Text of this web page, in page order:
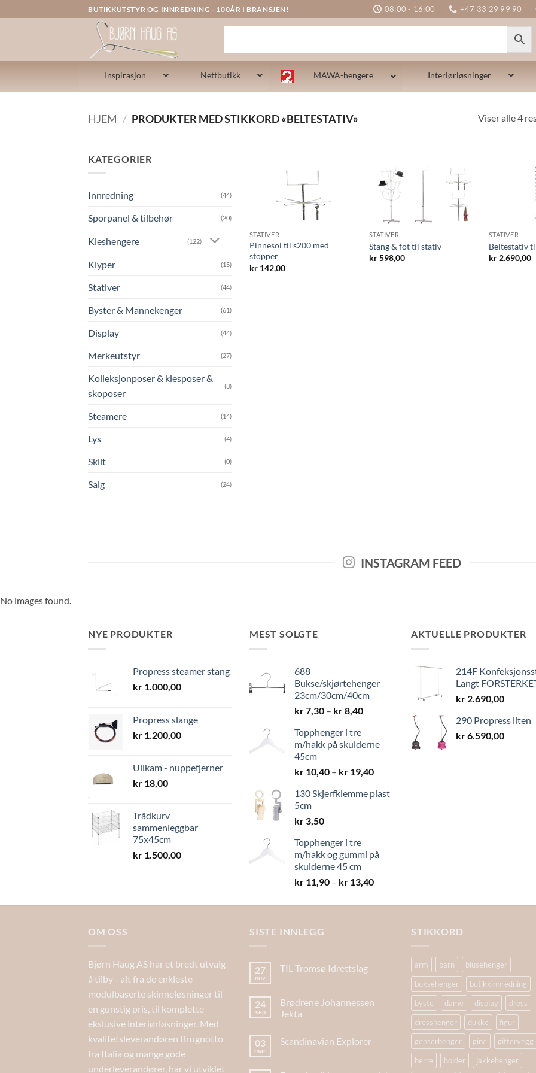
to
BUTIKKUTSTYR OG INNREDNING - 100ÅR I BRANSJEN! 08:00 - 16:00 +47 33 29 99 90
Inspirasjon Nettbutikk MAWA-hengere Interiørløsninger
HJEM / PRODUKTER MED STIKKORD «BELTESTATIV» Viser alle 4
KATEGORIER
Innredning (44)
Sporpanel & tilbehør (20)
Kleshengere (122)
Klyper (15)
Stativer (44)
Byster & Mannekenger (61)
Display (44)
Merkeutstyr (27)
Kolleksjonposer & klesposer &
skoposer
(3)
Steamere (14)
Lys (4)
Skilt (0)
Salg (24)
STATIVER
Pinnesol til s200 med
stopper
kr142,00
STATIVER
Stang & fot til stativ
kr598,00
STATIVER
Beltestativ
kr2.690,00
INSTAGRAM FEED
No images found.
NYE PRODUKTER
Propress steamer stang
kr 1.000,00
Propress slange
kr 1.200,00
Ullkam - nuppefjerner
kr 18,00
Trådkurv
sammenleggbar
75x45cm
kr 1.500,00
MEST SOLGTE
688
Bukse/skjørtehenger
23cm/30cm/40cm
kr7,30 – kr8,40Prisområde:
kr 8,40
Topphenger i tre
m/hakk på skulderne
45cm
kr 10,40 – kr 19,40Prisområde:
til
130 Skjerfklemme plast
5cm
kr 3,50
Topphenger i tre
m/hakk og gummi på
skulderne 45 cm
kr 11,90 – kr 13,40Prisområde:
til
AKTUELLE PRODUKTER
214F
Langt
kr 2.690,00
290 Propress liten
kr6.590,00
OM OSS
Bjørn Haug AS har et bredt utvalg
å tilby - alt fra de enkleste
modulbaserte skinneløsninger til
en gunstig pris, til komplette
ekslusive interiørløsninger. Med
kvalitetsleverandøren Brugnotto
fra Italia og mange gode
underleverandører, har vi utviklet
SISTE INNLEGG
27
nov
TIL Tromsø Idrettslag
24
sep
Brødrene Johannessen
Jekta
03
mar
Scandinavian Explorer
STIKKORD
arm barn
blusehenger
buksehenger
butikkinnredning
byste
dame display
dress
dresshenger
dukke
figur
genserhenger
gine
gittervegg
herre
holder jakkehenger